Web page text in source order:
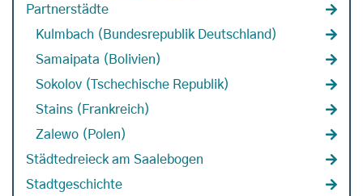
Partnerstädte
Kulmbach (Bundesrepublik Deutschland)
Samaipata (Bolivien)
Sokolov (Tschechische Republik)
Stains (Frankreich)
Zalewo (Polen)
Städtedreieck am Saalebogen
Stadtgeschichte